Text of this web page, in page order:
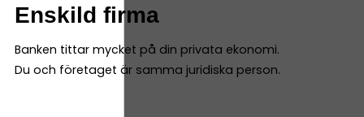
Enskild firma
Banken tittar mycket på din privata ekonomi.
Du och företaget är samma juridiska person.